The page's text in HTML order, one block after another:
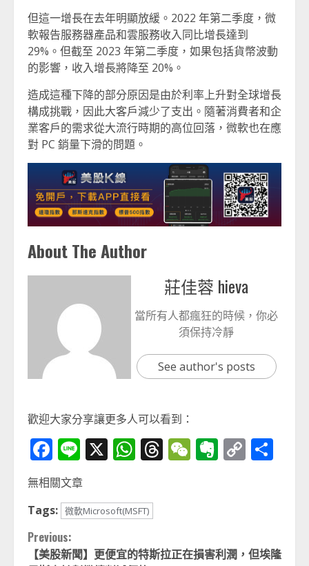
但這一增長在去年明顯放緩。2022 年第二季度，微
軟報告服務器產品和雲服務收入同比增長達到
29%。但截至 2023 年第二季度，如果包括貨幣波動
的影響，收入增長將降至 20%。
造成這種下降的部分原因是由於利率上升對全球增長
構成挑戰，因此大客戶減少了支出。隨著消費者和企
業客戶的需求從大流行時期的高位回落，微軟也在應
對 PC 銷量下滑的問題。
About The Author
莊佳蓉 hieva
當所有人都瘋狂的時候，你必
須保持冷靜
See author's posts
歡迎大家分享讓更多人可以看到：
Facebook
Line
X WhatsApp
Threads
WeChat
Evernote
Copy
無相關文章
Tags: 微軟Microsoft(MSFT)
Continue
Previous:
【美股新聞】更便宜的特斯拉正在損害利潤，但埃隆